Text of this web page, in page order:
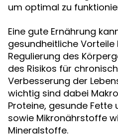
um optimal zu
Eine gute Ernährung
gesundheitliche
Regulierung des
des Risikos für
Verbesserung der
wichtig sind dabei
Proteine, gesunde Fette
sowie Mikronährstoffe
Mineralstoffe.